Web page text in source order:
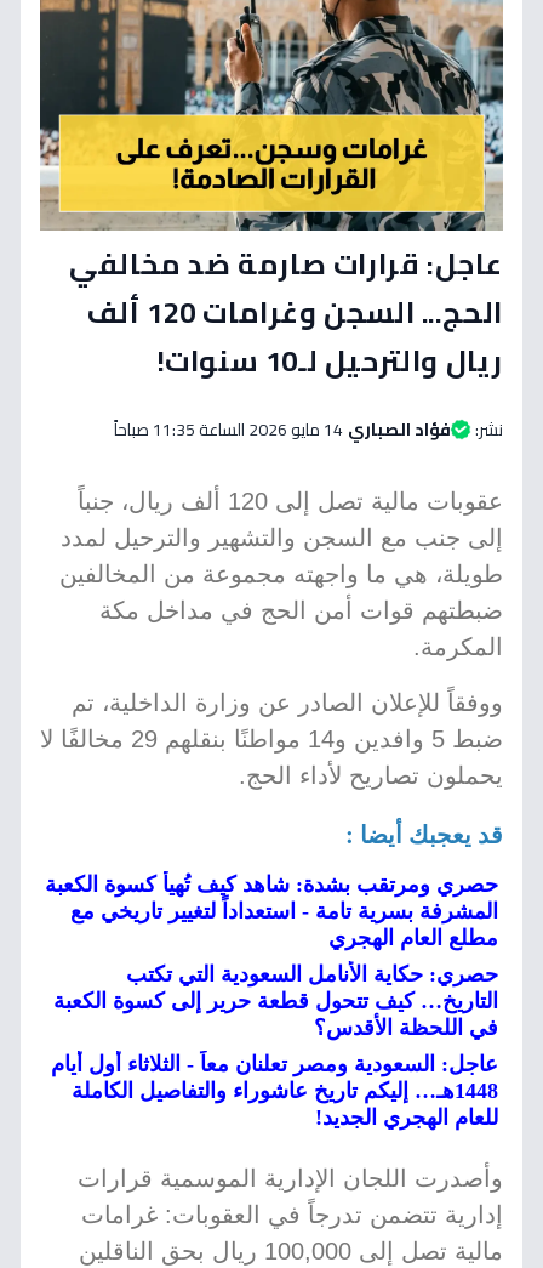
عاجل: قرارات صارمة ضد مخالفي
الحج... السجن وغرامات 120 ألف
ريال والترحيل لـ10 سنوات!
نشر: فؤاد الصباري14 مايو 2026 الساعة 11:35 صباحاً
عقوبات مالية تصل إلى 120 ألف ريال، جنباً
إلى جنب مع السجن والتشهير والترحيل لمدد
طويلة، هي ما واجهته مجموعة من المخالفين
ضبطتهم قوات أمن الحج في مداخل مكة
المكرمة.
ووفقاً للإعلان الصادر عن وزارة الداخلية، تم
ضبط 5 وافدين و14 مواطنًا بنقلهم 29 مخالفًا لا
يحملون تصاريح لأداء الحج.
قد يعجبك أيضا :
حصري ومرتقب بشدة: شاهد كيف تُهيأ كسوة الكعبة
المشرفة بسرية تامة - استعداداً لتغيير تاريخي مع
مطلع العام الهجري
حصري: حكاية الأنامل السعودية التي تكتب
التاريخ… كيف تتحول قطعة حرير إلى كسوة الكعبة
في اللحظة الأقدس؟
عاجل: السعودية ومصر تعلنان معاً - الثلاثاء أول أيام
1448هـ… إليكم تاريخ عاشوراء والتفاصيل الكاملة
للعام الهجري الجديد!
وأصدرت اللجان الإدارية الموسمية قرارات
إدارية تتضمن تدرجاً في العقوبات: غرامات
مالية تصل إلى 100,000 ريال بحق الناقلين